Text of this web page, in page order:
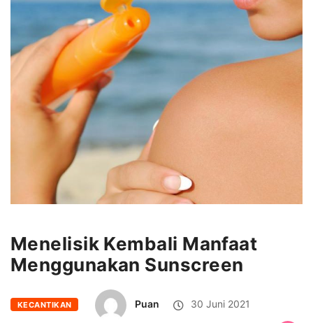
Menelisik Kembali Manfaat
Menggunakan Sunscreen
KECANTIKAN Puan 30 Juni 2021